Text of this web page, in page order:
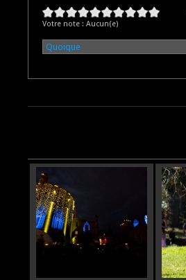
Votre note : Aucun(e)
Quoique